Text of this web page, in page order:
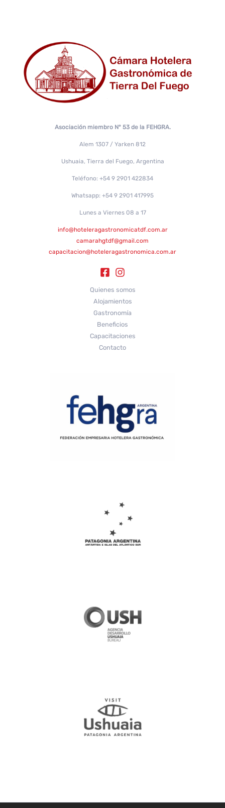
Asociación miembro N° 53 de la FEHGRA.
Alem 1307 / Yarken 812
Ushuaia, Tierra del Fuego, Argentina
Teléfono: +54 9 2901 422834
Whatsapp: +54 9 2901 417995
Lunes a Viernes 08 a 17
info@hoteleragastronomicatdf.com.ar
camarahgtdf@gmail.com
capacitacion@hoteleragastronomica.com.ar
Quienes somos
Alojamientos
Gastronomía
Beneficios
Capacitaciones
Contacto